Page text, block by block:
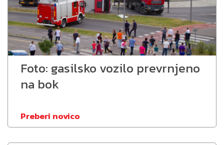
Foto: gasilsko vozilo prevrnjeno
na bok
Preberi novico